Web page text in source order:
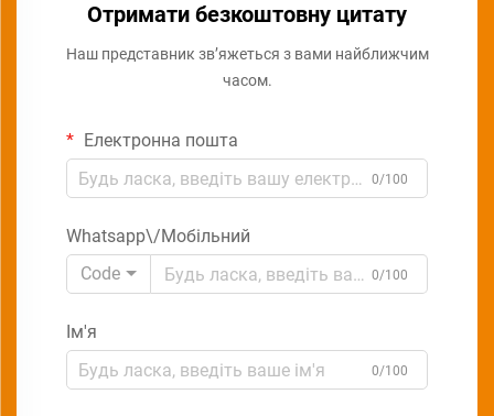
Отримати безкоштовну цитату
Наш представник зв’яжеться з вами найближчим
часом.
Електронна пошта
0/100
Whatsapp\/Мобільний
Code
0/100
Ім'я
0/100